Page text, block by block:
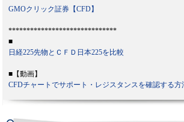
GMOクリック証券【CFD】
******************************
■
日経225先物とＣＦＤ日本225を比較
■【動画】
CFDチャートでサポート・レジスタンスを確認する方